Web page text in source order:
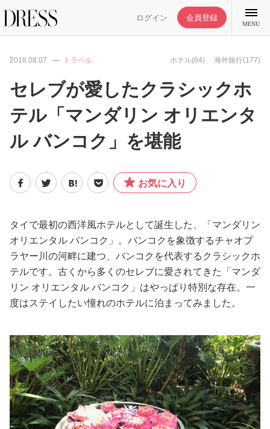
ログイン 会員登録
MENU
特集記事
DRESS部活
ライフスタイル
ファッション
恋愛/結婚/離婚
美容/健康
妊娠/出産/家族
ココロ/カラダ
2018.08.07 トラベル ホテル(64) 海外旅行(177)
セレブが愛したクラシックホ
テル「マンダリン オリエンタ
ル バンコク」を堪能
お気に入り
タイで最初の西洋風ホテルとして誕生した、「マンダリン
オリエンタル バンコク」。バンコクを象徴するチャオプ
ラヤー川の河畔に建つ、バンコクを代表するクラシックホ
テルです。古くから多くのセレブに愛されてきた「マンダ
リン オリエンタル バンコク」はやっぱり特別な存在。一
度はステイしたい憧れのホテルに泊まってみました。